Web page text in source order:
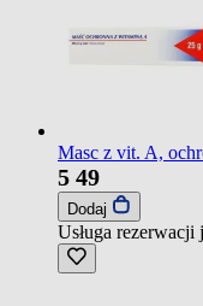
Masc z vit. A,
5 49
Dodaj
Usługa rezerwacji